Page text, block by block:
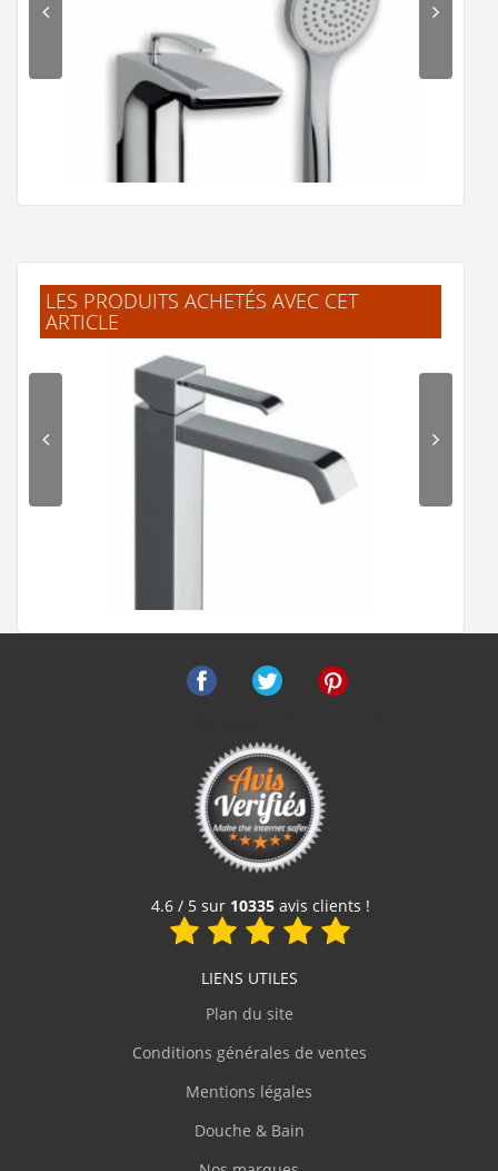
Mitigeur Bain/Douche sur gorge 2 trous BOLLICINE -
BO12151
Voir le produit
LES PRODUITS ACHETÉS AVEC CET
ARTICLE
Mitigeur lavabo mi-haut QUADRI - QM22751
Voir le produit
4.6 / 5 sur 10335avis clients !
LIENS UTILES
Plan du site
Conditions générales de ventes
Mentions légales
Douche & Bain